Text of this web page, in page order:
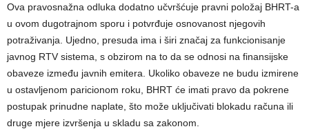
Ova pravosnažna odluka dodatno učvršćuje pravni položaj BHRT-a
u ovom dugotrajnom sporu i potvrđuje osnovanost njegovih
potraživanja. Ujedno, presuda ima i širi značaj za funkcionisanje
javnog RTV sistema, s obzirom na to da se odnosi na finansijske
obaveze između javnih emitera. Ukoliko obaveze ne budu izmirene
u ostavljenom paricionom roku, BHRT će imati pravo da pokrene
postupak prinudne naplate, što može uključivati blokadu računa ili
druge mjere izvršenja u skladu sa zakonom.